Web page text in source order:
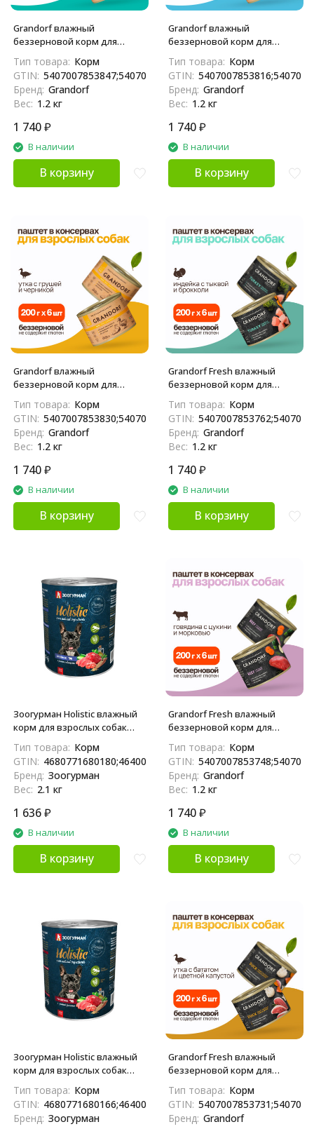
Grandorf влажный
беззерновой корм для
индейки с яблоком и
малиной, в консервах - 200 г
х 6 шт
Тип товара: Корм
GTIN: 5407007853847;5407007853441
Бренд: Grandorf
Вес: 1.2 кг
1 740₽
В наличии
В корзину
Grandorf влажный
беззерновой корм для
говядины с бататом и
цветной капустой, в
консервах - 200 г х 6 шт
Тип товара: Корм
GTIN:
Бренд: Grandorf
Вес: 1.2 кг
1 740₽
В наличии
В корзину
Grandorf влажный
беззерновой корм для
утки с грушей и черникой, в
консервах - 200 г х 6 шт
Тип товара: Корм
GTIN: 5407007853830;5407007853427
Бренд: Grandorf
Вес: 1.2 кг
1 740₽
В наличии
В корзину
Grandorf Fresh влажный
беззерновой корм для
индейки с тыквой и
брокколи, в консервах - 200 г
х 6 шт
Тип товара: Корм
GTIN:
Бренд: Grandorf
Вес: 1.2 кг
1 740₽
В наличии
В корзину
Зоогурман Holistic влажный
корм для взрослых собак
рисом и овощами, в
консервах - 350 г x 6 шт
Тип товара: Корм
GTIN: 4680771680180;4640001316722
Бренд: Зоогурман
Вес: 2.1 кг
1 636₽
В наличии
В корзину
Grandorf Fresh влажный
беззерновой корм для
говядины с цукини и
морковью, в консервах - 200
г х 6 шт
Тип товара: Корм
GTIN:
Бренд: Grandorf
Вес: 1.2 кг
1 740₽
В наличии
В корзину
Зоогурман Holistic влажный
корм для взрослых собак
зеленой фасолью, в
консервах - 350 г x 6 шт
Тип товара: Корм
GTIN: 4680771680166;4640001315978
Бренд: Зоогурман
Grandorf Fresh влажный
беззерновой корм для
утки с бататом и цветной
капустой, в консервах - 200 г
х 6 шт
Тип товара: Корм
GTIN:
Бренд: Grandorf